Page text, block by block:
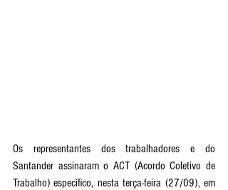
Os representantes dos trabalhadores e do
Santander assinaram o ACT (Acordo Coletivo de
Trabalho) específico, nesta terça-feira (27/09), em